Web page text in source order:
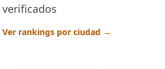
verificados
Ver rankings por ciudad →